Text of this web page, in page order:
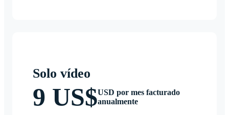
Solo vídeo
9 US$USD por mes facturado
anualmente